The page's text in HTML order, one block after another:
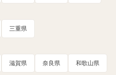
三重県
滋賀県 奈良県 和歌山県